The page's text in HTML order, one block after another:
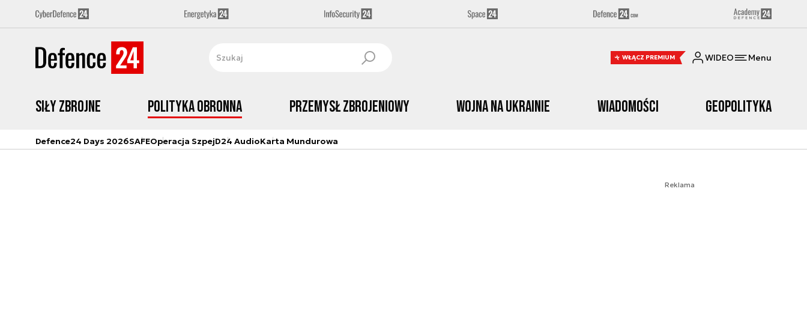
WŁĄCZ PREMIUM WIDEO Menu
Siły zbrojne Polityka obronna Przemysł Zbrojeniowy Wojna na Ukrainie Wiadomości Geopolityka
Defence24 Days 2026SAFEOperacja SzpejD24 AudioKarta Mundurowa
Reklama